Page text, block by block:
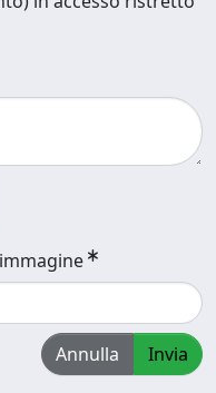
Annulla Invia